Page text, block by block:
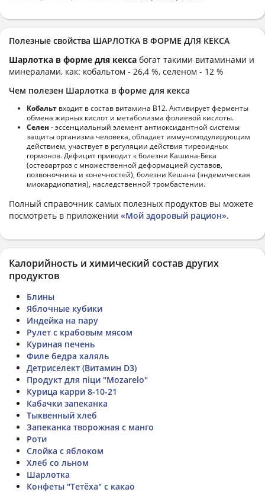
Полезные свойства ШАРЛОТКА В ФОРМЕ ДЛЯ КЕКСА
Шарлотка в форме для кекса богат такими витаминами и
минералами, как: кобальтом - 26,4 %, селеном - 12 %
Чем полезен Шарлотка в форме для кекса
Кобальт входит в состав витамина В12. Активирует ферменты
обмена жирных кислот и метаболизма фолиевой кислоты.
Селен - эссенциальный элемент антиоксидантной системы
защиты организма человека, обладает иммуномодулирующим
действием, участвует в регуляции действия тиреоидных
гормонов. Дефицит приводит к болезни Кашина-Бека
(остеоартроз с множественной деформацией суставов,
позвоночника и конечностей), болезни Кешана (эндемическая
миокардиопатия), наследственной тромбастении.
Полный справочник самых полезных продуктов вы можете
посмотреть в приложении «Мой здоровый рацион».
Калорийность и химический состав других
продуктов
Блины
Яблочные кубики
Индейка на пару
Рулет с крабовым мясом
Куриная печень
Филе бедра халяль
Детриселект (Витамин D3)
Продукт для піци "Mozarelo"
Курица карри 8-10-21
Кабачки запеканка
Тыквенный хлеб
Запеканка творожная с манго
Роти
Слойка с яблоком
Хлеб со льном
Шарлотка
Конфеты "Тетёха" с какао